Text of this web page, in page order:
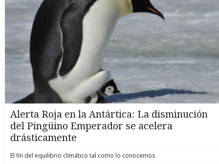
Alerta Roja en la Antártica: La disminución
del Pingüino Emperador se acelera
drásticamente
El fin del equilibrio climático tal como lo conocemos